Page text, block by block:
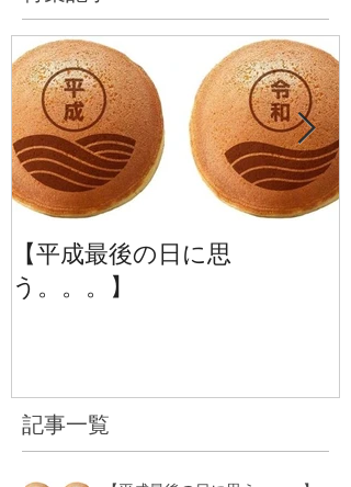
記事一覧
【平成最後の日に思
う。。。】